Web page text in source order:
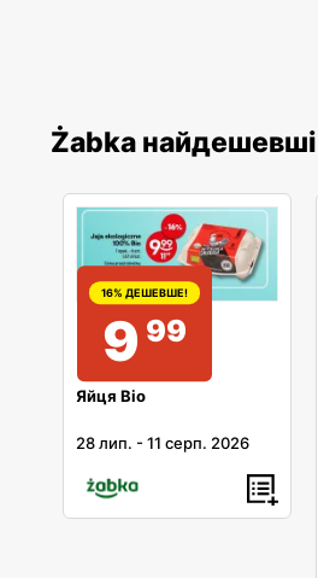
Żabka
16% ДЕШЕВШЕ!
9 99
Яйця Bio
28 лип. -11 серп. 2026